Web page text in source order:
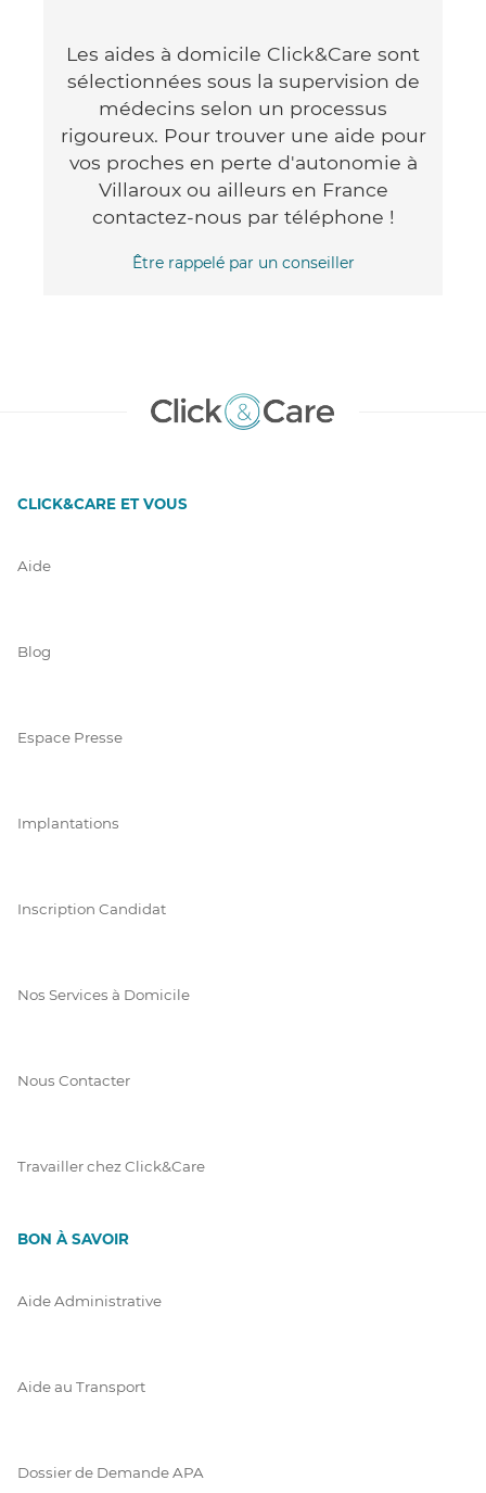
Les aides à domicile Click&Care sont
sélectionnées sous la supervision de
médecins selon un processus
rigoureux. Pour trouver une aide pour
vos proches en perte d'autonomie à
Villaroux ou ailleurs en France
contactez-nous par téléphone !
Être rappelé par un conseiller
CLICK&CARE ET VOUS
Aide
Blog
Espace Presse
Implantations
Inscription Candidat
Nos Services à Domicile
Nous Contacter
Travailler chez Click&Care
BON À SAVOIR
Aide Administrative
Aide au Transport
Dossier de Demande APA